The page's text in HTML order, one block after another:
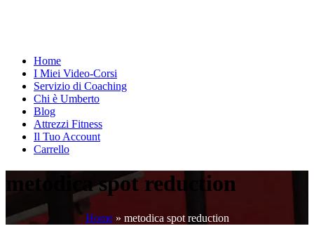
Home
I Miei Video-Corsi
Servizio di Coaching
Chi è Umberto
Blog
Attrezzi Fitness
Il Tuo Account
Carrello
metodica spot reduction
Home» metodica spot reduction